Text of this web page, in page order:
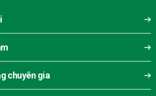
chuyên gia